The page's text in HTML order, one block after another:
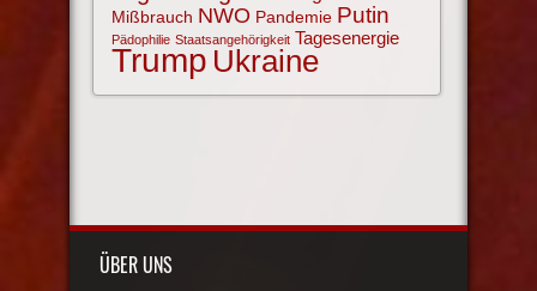
Mißbrauch NWO Pandemie Putin
Pädophilie Staatsangehörigkeit Tagesenergie
Trump Ukraine
ÜBER UNS